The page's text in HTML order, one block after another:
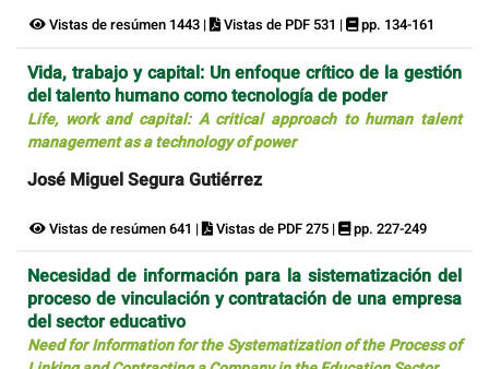
Vistas de resúmen 1443 | Vistas de PDF 531 | pp. 134-161
Vida, trabajo y capital: Un enfoque crítico de la gestión
del talento humano como tecnología de poder
Life, work and capital: A critical approach to human talent
management as a technology of power
José Miguel Segura Gutiérrez
Vistas de resúmen 641 | Vistas de PDF 275 | pp. 227-249
Necesidad de información para la sistematización del
proceso de vinculación y contratación de una empresa
del sector educativo
Need for Information for the Systematization of the Process of